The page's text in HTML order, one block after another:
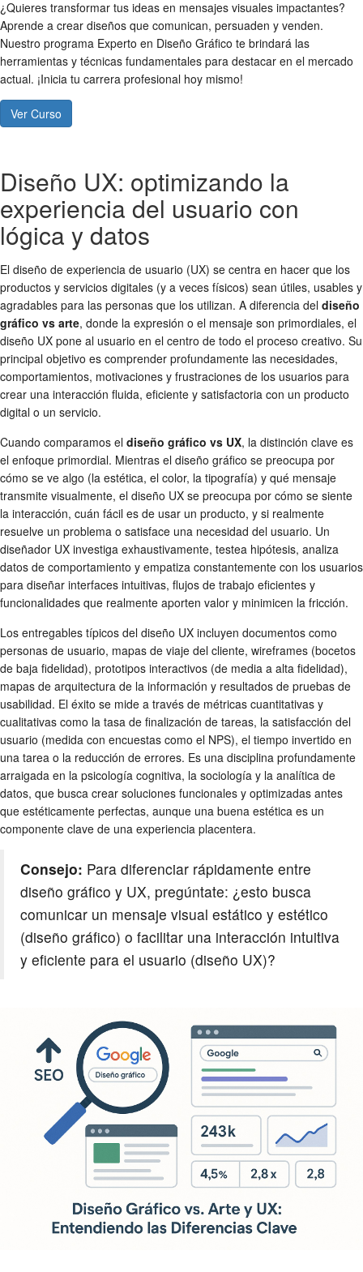
¿Quieres transformar tus ideas en mensajes visuales impactantes?
Aprende a crear diseños que comunican, persuaden y venden.
Nuestro programa Experto en Diseño Gráfico te brindará las
herramientas y técnicas fundamentales para destacar en el mercado
actual. ¡Inicia tu carrera profesional hoy mismo!
Ver Curso
Diseño UX: optimizando la
experiencia del usuario con
lógica y datos
El diseño de experiencia de usuario (UX) se centra en hacer que los
productos y servicios digitales (y a veces físicos) sean útiles, usables y
agradables para las personas que los utilizan. A diferencia del diseño
gráfico vs arte, donde la expresión o el mensaje son primordiales, el
diseño UX pone al usuario en el centro de todo el proceso creativo. Su
principal objetivo es comprender profundamente las necesidades,
comportamientos, motivaciones y frustraciones de los usuarios para
crear una interacción fluida, eficiente y satisfactoria con un producto
digital o un servicio.
Cuando comparamos el diseño gráfico vs UX, la distinción clave es
el enfoque primordial. Mientras el diseño gráfico se preocupa por
cómo se ve algo (la estética, el color, la tipografía) y qué mensaje
transmite visualmente, el diseño UX se preocupa por cómo se siente
la interacción, cuán fácil es de usar un producto, y si realmente
resuelve un problema o satisface una necesidad del usuario. Un
diseñador UX investiga exhaustivamente, testea hipótesis, analiza
datos de comportamiento y empatiza constantemente con los usuarios
para diseñar interfaces intuitivas, flujos de trabajo eficientes y
funcionalidades que realmente aporten valor y minimicen la fricción.
Los entregables típicos del diseño UX incluyen documentos como
personas de usuario, mapas de viaje del cliente, wireframes (bocetos
de baja fidelidad), prototipos interactivos (de media a alta fidelidad),
mapas de arquitectura de la información y resultados de pruebas de
usabilidad. El éxito se mide a través de métricas cuantitativas y
cualitativas como la tasa de finalización de tareas, la satisfacción del
usuario (medida con encuestas como el NPS), el tiempo invertido en
una tarea o la reducción de errores. Es una disciplina profundamente
arraigada en la psicología cognitiva, la sociología y la analítica de
datos, que busca crear soluciones funcionales y optimizadas antes
que estéticamente perfectas, aunque una buena estética es un
componente clave de una experiencia placentera.
Consejo: Para diferenciar rápidamente entre
diseño gráfico y UX, pregúntate: ¿esto busca
comunicar un mensaje visual estático y estético
(diseño gráfico) o facilitar una interacción intuitiva
y eficiente para el usuario (diseño UX)?